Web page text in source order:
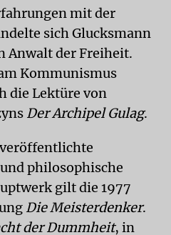
mit der
sich Glucksmann
Anwalt der Freiheit.
Kommunismus
die Lektüre von
Der Archipel Gulag.
philosophische
gilt die 1977
Die Meisterdenker.
der Dummheit, in